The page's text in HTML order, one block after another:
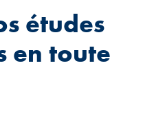
études
en toute